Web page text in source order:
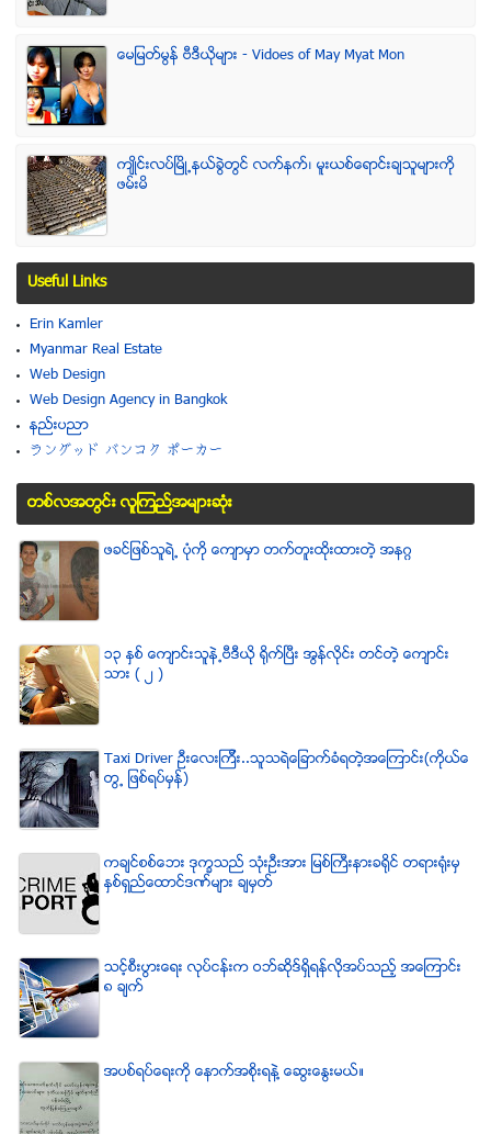
ေမျမတ္မြန္ ဗီဒီယုိမ်ား - Vidoes of May Myat Mon
က်ဳိင္းလပ္ၿမိဳ႕နယ္ခြဲတြင္ လက္နက္၊ မူးယစ္ေရာင္းခ်သူမ်ားကို
ဖမ္းမိ
Useful Links
Erin Kamler
Myanmar Real Estate
Web Design
Web Design Agency in Bangkok
နည္းပညာ
ラングッド バンコク ポーカー
တစ္လအတြင္း လူၾကည္႔အမ်ားဆံုး
ဖခင္ျဖစ္သူရဲ႕ ပံုကို ေက်ာမွာ တက္တူးထိုးထားတဲ့ အနဂၢ
၁၃ ႏွစ္ ေက်ာင္းသူနဲ႕ဗီဒီယို ရိုက္ျပီး အြန္လိုင္း တင္တဲ့ ေက်ာင္း
သား ( ၂ )
Taxi Driver ဦးေလးၾကီး..သူသရဲေျခာက္ခံရတဲ့အေၾကာင္း(ကိုယ္ေ
တြ႕ ျဖစ္ရပ္မွန္)
ကခ်င္စစ္ေဘး ဒုကၡသည္ သံုးဦးအား ျမစ္ႀကီးနားခရိုင္ တရားရံုးမွ
ႏွစ္ရွည္ေထာင္ဒဏ္မ်ား ခ်မွတ္
သင့္စီးပြားေရး လုပ္ငန္းက ဝဘ္ဆိုဒ္ရွိရန္လိုအပ္သည့္ အေၾကာင္း
၈ ခ်က္
အပစ္ရပ္ေရးကို ေနာက္အစိုးရနဲ႔ ေဆြးေႏြးမယ္။